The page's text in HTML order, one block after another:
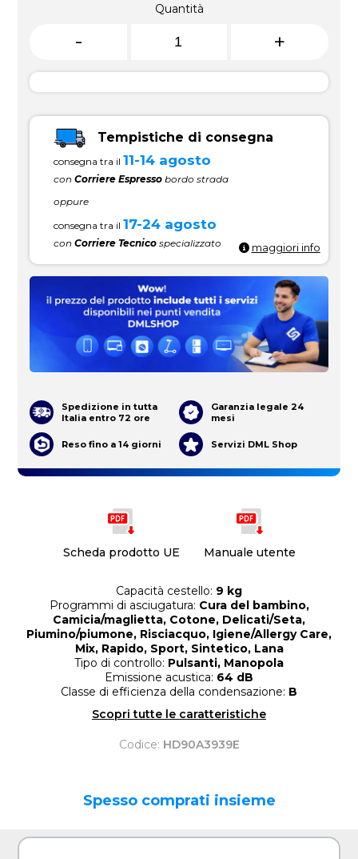
Scheda prodotto UE Manuale utente
Capacità cestello: 9 kg
Programmi di asciugatura: Cura del bambino,
Camicia/maglietta, Cotone, Delicati/Seta,
Piumino/piumone, Risciacquo, Igiene/Allergy Care,
Mix, Rapido, Sport, Sintetico, Lana
Tipo di controllo: Pulsanti, Manopola
Emissione acustica: 64 dB
Classe di efficienza della condensazione: B
Scopri tutte le caratteristiche
Codice: HD90A3939E
Quantità
- +
Tempistiche di consegna
consegna tra il 11-14 agosto
conCorriere Espresso bordo strada
oppure
consegna tra il 17-24 agosto
conCorriere Tecnico specializzato maggiori info
Spedizione in tutta
Italia entro 72 ore
Garanzia legale 24
mesi
Reso fino a 14 giorni Servizi DML Shop
Spesso comprati insieme